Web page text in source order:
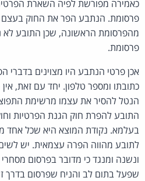
כאמירה מפורשת לפיה השארת
פרסומת. הנתבע הפר את החוק
מהפרסומת הראשונה, שכן התובע לא
פרסומת.
אכן פרטי הנתבע היו מצוינים
כתובתו ומספר טלפון. יחד עם זאת,
הנטל להסיר את עצמו מרשימת
התובע להפרת חוק הגנת הפרטיות
בעלמא. נקודת המוצא היא שכל אחד
לתובע מהווה הפרה עצמאית. יש
ונשנה ומנגד כי מדובר בפרסום
שפעל בתום לב והניח שפרסום בדרך